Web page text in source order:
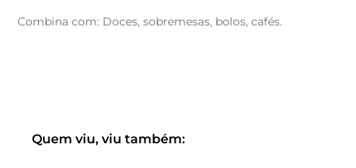
Combina com: Doces, sobremesas, bolos, cafés.
Quem viu, viu também: